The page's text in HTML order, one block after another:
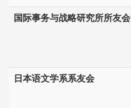
国际事务与战略研究所所友会
日本语文学系系友会